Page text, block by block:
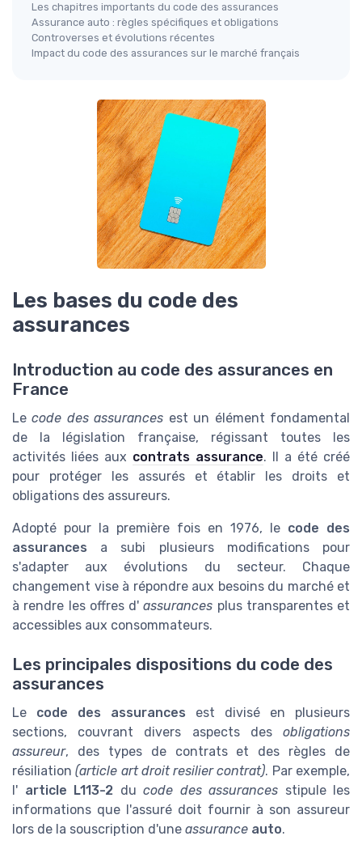
Les chapitres importants du code des assurances
Assurance auto : règles spécifiques et obligations
Controverses et évolutions récentes
Impact du code des assurances sur le marché français
Les bases du code des
assurances
Introduction au code des assurances en
France
Lecode des assurances est un élément fondamental
de la législation française, régissant toutes les
activités liées aux contrats assurance. Il a été créé
pour protéger les assurés et établir les droits et
obligations des assureurs.
Adopté pour la première fois en 1976, le code des
assurances a subi plusieurs modifications pour
s'adapter aux évolutions du secteur. Chaque
changement vise à répondre aux besoins du marché et
à rendre les offres d'assurances plus transparentes et
accessibles aux consommateurs.
Les principales dispositions du code des
assurances
Le code des assurances est divisé en plusieurs
sections, couvrant divers aspects des obligations
assureur, des types de contrats et des règles de
résiliation(article art droit resilier contrat). Par exemple,
l' article L113-2 du code des assurances stipule les
informations que l'assuré doit fournir à son assureur
lors de la souscription d'une assurance auto.